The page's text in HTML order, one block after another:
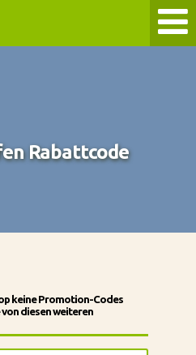
Rabattcode
keine Promotion-Codes
diesen weiteren